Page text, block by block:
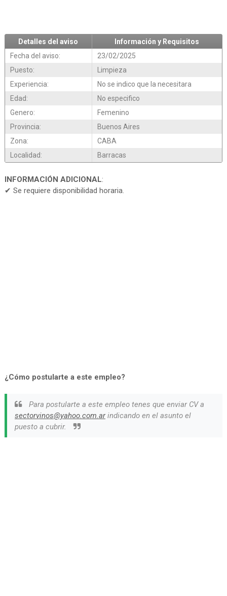
Detalles del aviso
Información y Requisitos
Fecha del aviso:
23/02/2025
Puesto:
Limpieza
Experiencia:
No se indico que la necesitara
Edad:
No especifico
Genero:
Femenino
Provincia:
Buenos Aires
Zona:
CABA
Localidad:
Barracas
INFORMACIÓN ADICIONAL:
✔ Se requiere disponibilidad horaria.
¿Cómo postularte a este empleo?
Para postularte a este empleo tenes que enviar CV a
sectorvinos@yahoo.com.arindicando en el asunto el
puesto a cubrir.